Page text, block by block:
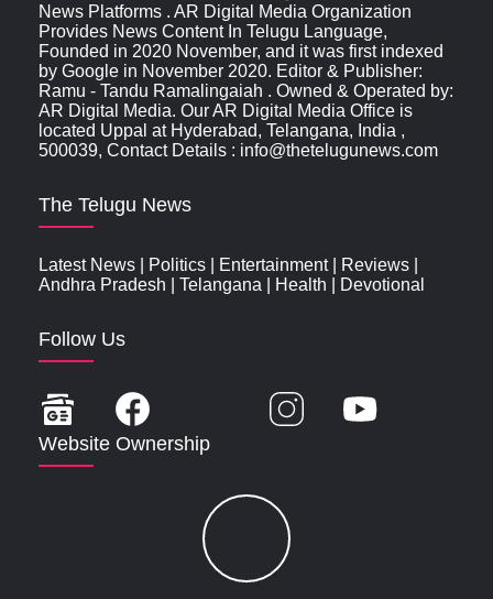
News Platforms . AR Digital Media Organization
Provides News Content In Telugu Language,
Founded in 2020 November, and it was first indexed
by Google in November 2020. Editor & Publisher:
Ramu - Tandu Ramalingaiah . Owned & Operated by:
AR Digital Media. Our AR Digital Media Office is
located Uppal at Hyderabad, Telangana, India ,
500039, Contact Details : info@thetelugunews.com
The Telugu News
Latest News Politics Entertainment| Reviews
Andhra Pradesh
Telangana Health Devotional
Follow Us
Website Ownership